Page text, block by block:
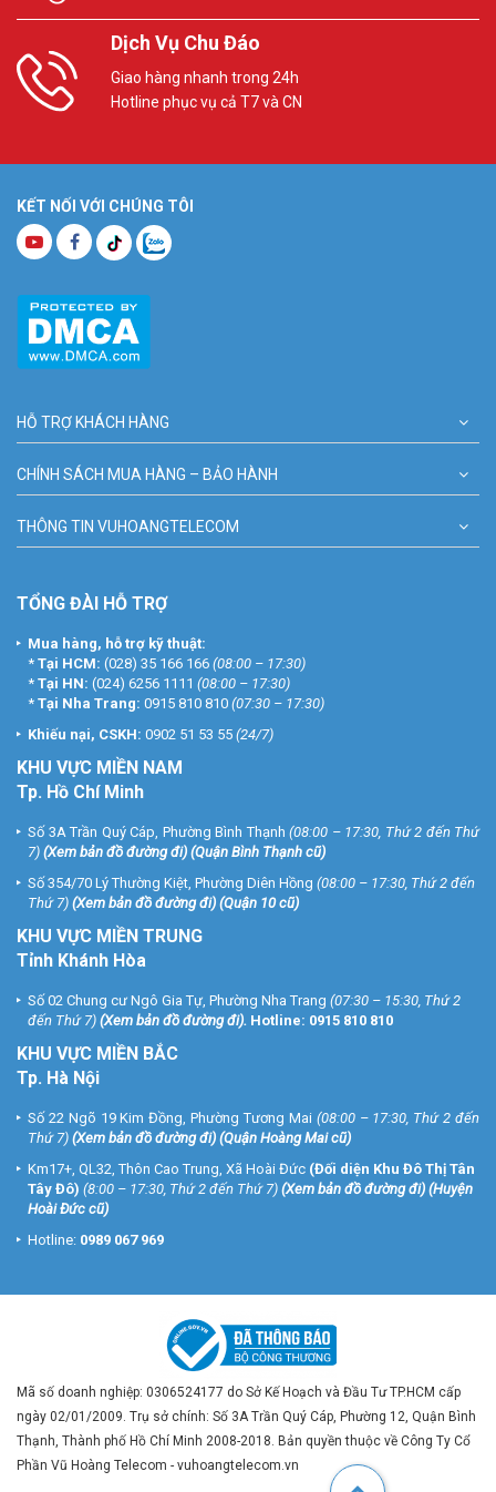
Dịch Vụ Chu Đáo
Giao hàng nhanh trong 24h
Hotline phục vụ cả T7 và CN
KẾT NỐI VỚI CHÚNG TÔI
HỖ TRỢ KHÁCH HÀNG
CHÍNH SÁCH MUA HÀNG – BẢO HÀNH
THÔNG TIN VUHOANGTELECOM
TỔNG ĐÀI HỖ TRỢ
Mua hàng, hỗ trợ kỹ thuật:
* Tại HCM: (028) 35 166 166 (08:00 – 17:30)
* Tại HN: (024) 6256 1111 (08:00 – 17:30)
* Tại Nha Trang: 0915 810 810 (07:30 – 17:30)
Khiếu nại, CSKH: 0902 51 53 55 (24/7)
KHU VỰC MIỀN NAM
Tp. Hồ Chí Minh
Số 3A Trần Quý Cáp, Phường Bình Thạnh (08:00 – 17:30, Thứ 2 đến Thứ
7) (Xem bản đồ đường đi) (Quận Bình Thạnh cũ)
Số 354/70 Lý Thường Kiệt, Phường Diên Hồng (08:00 – 17:30, Thứ 2 đến
Thứ 7) (Xem bản đồ đường đi) (Quận 10 cũ)
KHU VỰC MIỀN TRUNG
Tỉnh Khánh Hòa
Số 02 Chung cư Ngô Gia Tự, Phường Nha Trang (07:30 – 15:30, Thứ 2
đến Thứ 7) (Xem bản đồ đường đi). Hotline: 0915 810 810
KHU VỰC MIỀN BẮC
Tp. Hà Nội
Số 22 Ngõ 19 Kim Đồng, Phường Tương Mai (08:00 – 17:30, Thứ 2 đến
Thứ 7) (Xem bản đồ đường đi) (Quận Hoàng Mai cũ)
Km17+, QL32, Thôn Cao Trung, Xã Hoài Đức (Đối diện Khu Đô Thị Tân
Tây Đô) (8:00 – 17:30, Thứ 2 đến Thứ 7) (Xem bản đồ đường đi) (Huyện
Hoài Đức cũ)
Hotline: 0989 067 969
Mã số doanh nghiệp: 0306524177 do Sở Kế Hoạch và Đầu Tư TP.HCM cấp
ngày 02/01/2009. Trụ sở chính: Số 3A Trần Quý Cáp, Phường 12, Quận Bình
Thạnh, Thành phố Hồ Chí Minh 2008-2018. Bản quyền thuộc về Công Ty Cổ
Phần Vũ Hoàng Telecom - vuhoangtelecom.vn